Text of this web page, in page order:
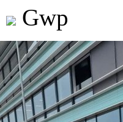
Gwp